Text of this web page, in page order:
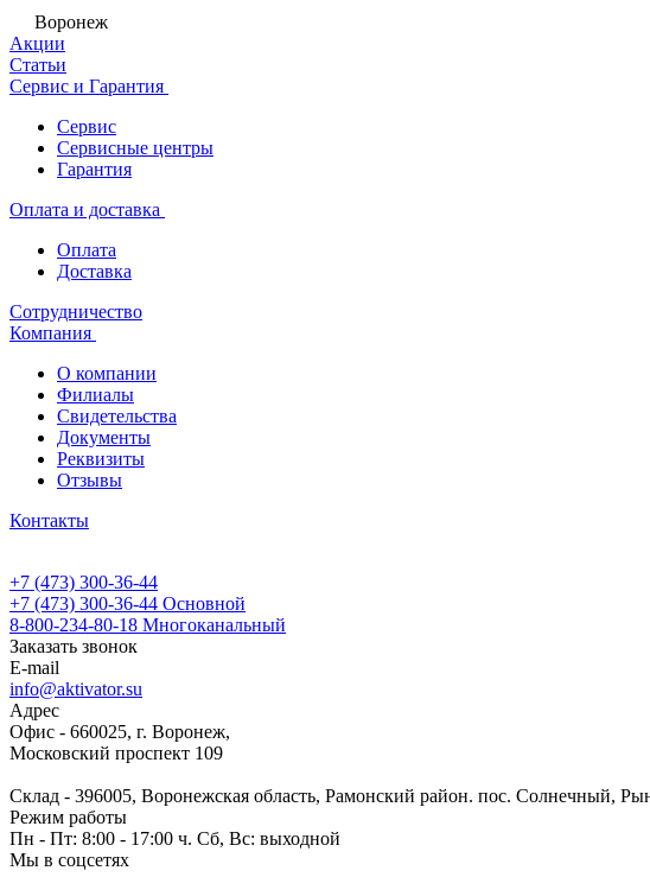
Воронеж
Акции
Статьи
Сервис и Гарантия
Сервис
Сервисные центры
Гарантия
Оплата и доставка
Оплата
Доставка
Сотрудничество
Компания
О компании
Филиалы
Свидетельства
Документы
Реквизиты
Отзывы
Контакты
+7 (473) 300-36-44
+7 (473) 300-36-44 Основной
8-800-234-80-18 Многоканальный
Заказать звонок
E-mail
info@aktivator.su
Адрес
Офис - 660025, г. Воронеж,
Московский проспект 109
Склад - 396005, Воронежская область, Рамонский район. пос. Солнечный,
Режим работы
Пн - Пт: 8:00 - 17:00 ч. Сб, Вс: выходной
Мы в соцсетях